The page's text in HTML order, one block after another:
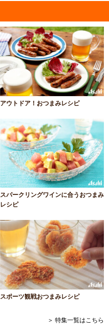
アウトドア！おつまみレシピ
スパークリングワインに合うおつまみ
レシピ
スポーツ観戦おつまみレシピ
＞ 特集一覧はこちら